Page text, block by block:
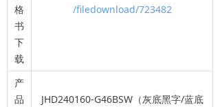
格
书
下
载
/filedownload/723482
产
品
JHD240160-G46BSW（灰底黑字/蓝底